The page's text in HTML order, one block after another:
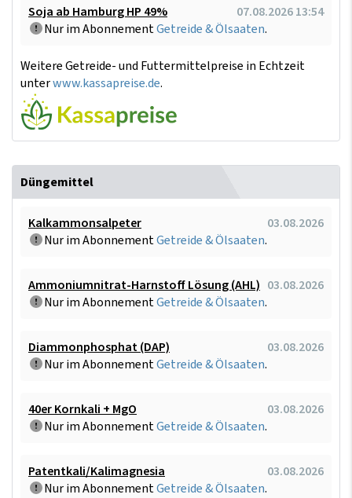
Soja ab Hamburg HP 49%
07.08.2026 13:54
Nur im AbonnementGetreide & Ölsaaten.
Weitere Getreide- und Futtermittelpreise in Echtzeit
unterwww.kassapreise.de.
Düngemittel
Kalkammonsalpeter
03.08.2026
Nur im AbonnementGetreide & Ölsaaten.
Ammoniumnitrat-Harnstoff Lösung (AHL) 03.08.2026
Nur im AbonnementGetreide & Ölsaaten.
Diammonphosphat (DAP)
03.08.2026
Nur im AbonnementGetreide & Ölsaaten.
40er Kornkali + MgO
03.08.2026
Nur im AbonnementGetreide & Ölsaaten.
Patentkali/Kalimagnesia
03.08.2026
Nur im AbonnementGetreide & Ölsaaten.